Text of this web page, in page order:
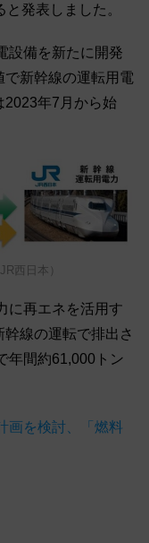
発表しました。
設備を新たに開発
で新幹線の運転用電
2023年7月から始
西日本）
に再エネを活用す
線の運転で排出さ
年間約61,000トン
画を検討、「燃料